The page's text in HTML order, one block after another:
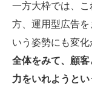
一方大枠では、こ
方、運用型広告
いう姿勢にも変化
全体をみて、顧
力をいれようとい